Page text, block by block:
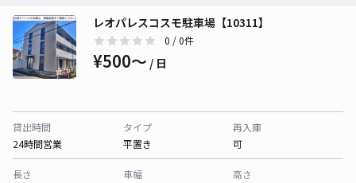
レオパレスコスモ駐車場【10311】
0 / 0件
¥500〜 / 日
貸出時間
24時間営業
タイプ
平置き
再入庫
可
長さ
車幅
高さ